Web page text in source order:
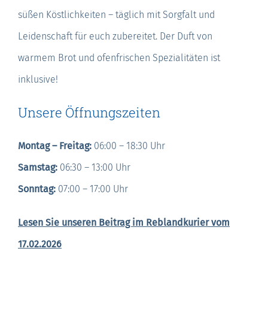
süßen Köstlichkeiten – täglich mit Sorgfalt und
Leidenschaft für euch zubereitet. Der Duft von
warmem Brot und ofenfrischen Spezialitäten ist
inklusive!
Unsere Öffnungszeiten
Montag – Freitag:06:00 – 18:30 Uhr
Samstag:06:30 – 13:00 Uhr
Sonntag:07:00 – 17:00 Uhr
Lesen Sie unseren Beitrag im Reblandkurier vom
17.02.2026